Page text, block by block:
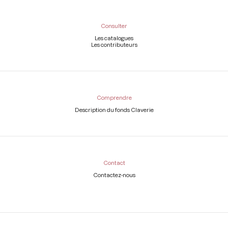
Consulter
Les catalogues
Les contributeurs
Comprendre
Description du fonds Claverie
Contact
Contactez-nous
Légal